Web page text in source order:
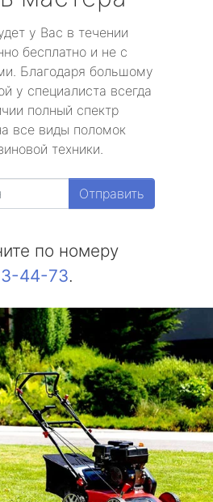
у Вас в течении
бесплатно и не с
Благодаря большому
у специалиста всегда
полный спектр
все виды поломок
техники.
Отправить
по номеру
44-73.